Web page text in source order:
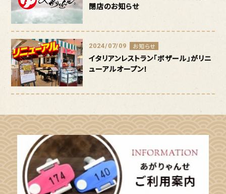
閉店のお知らせ
2024/07/09 お知らせ
イタリアンレストラン「ボザール」がリニ
ューアルオープン！